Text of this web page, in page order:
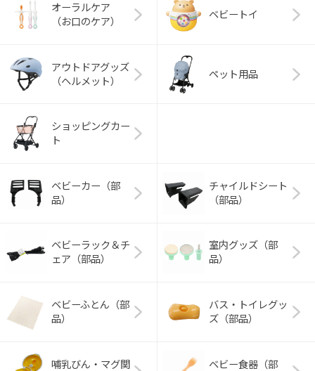
オーラルケア
（お口のケア）
ベビートイ
アウトドアグッズ
（ヘルメット）
ペット用品
ショッピングカー
ト
ベビーカー（部
品）
チャイルドシート
（部品）
ベビーラック＆チ
ェア（部品）
室内グッズ（部
品）
ベビーふとん（部
品）
バス・トイレグッ
ズ（部品）
哺乳びん・マグ関
ベビー食器（部